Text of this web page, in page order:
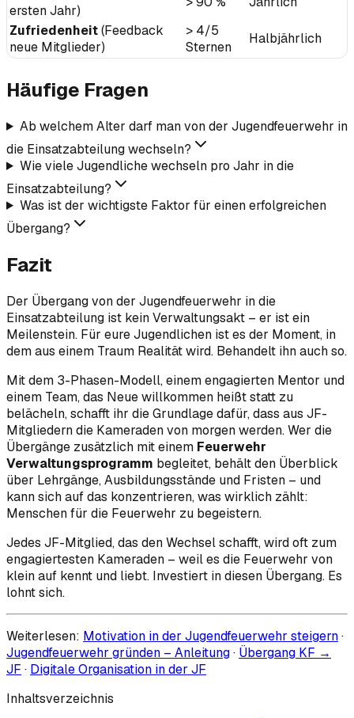
ersten Jahr)
Zufriedenheit(Feedback
neue Mitglieder)
> 4/5
Sternen
Halbjährlich
Häufige Fragen
Ab welchem Alter darf man von der Jugendfeuerwehr in
die Einsatzabteilung wechseln?
Wie viele Jugendliche wechseln pro Jahr in die
Einsatzabteilung?
Was ist der wichtigste Faktor für einen erfolgreichen
Übergang?
Fazit
Der Übergang von der Jugendfeuerwehr in die
Einsatzabteilung ist kein Verwaltungsakt – er ist ein
Meilenstein. Für eure Jugendlichen ist es der Moment, in
dem aus einem Traum Realität wird. Behandelt ihn auch so.
Mit dem 3-Phasen-Modell, einem engagierten Mentor und
einem Team, das Neue willkommen heißt statt zu
belächeln, schafft ihr die Grundlage dafür, dass aus JF-
Mitgliedern die Kameraden von morgen werden. Wer die
Übergänge zusätzlich mit einem Feuerwehr
Verwaltungsprogramm begleitet, behält den Überblick
über Lehrgänge, Ausbildungsstände und Fristen – und
kann sich auf das konzentrieren, was wirklich zählt:
Menschen für die Feuerwehr zu begeistern.
Jedes JF-Mitglied, das den Wechsel schafft, wird oft zum
engagiertesten Kameraden – weil es die Feuerwehr von
klein auf kennt und liebt. Investiert in diesen Übergang. Es
lohnt sich.
Weiterlesen: Motivation in der Jugendfeuerwehr steigern·
Jugendfeuerwehr gründen – Anleitung· Übergang KF →
JF · Digitale Organisation in der JF
Inhaltsverzeichnis